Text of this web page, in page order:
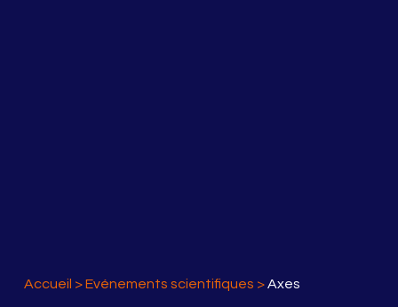
Accueil >Evénements scientifiques >Axes